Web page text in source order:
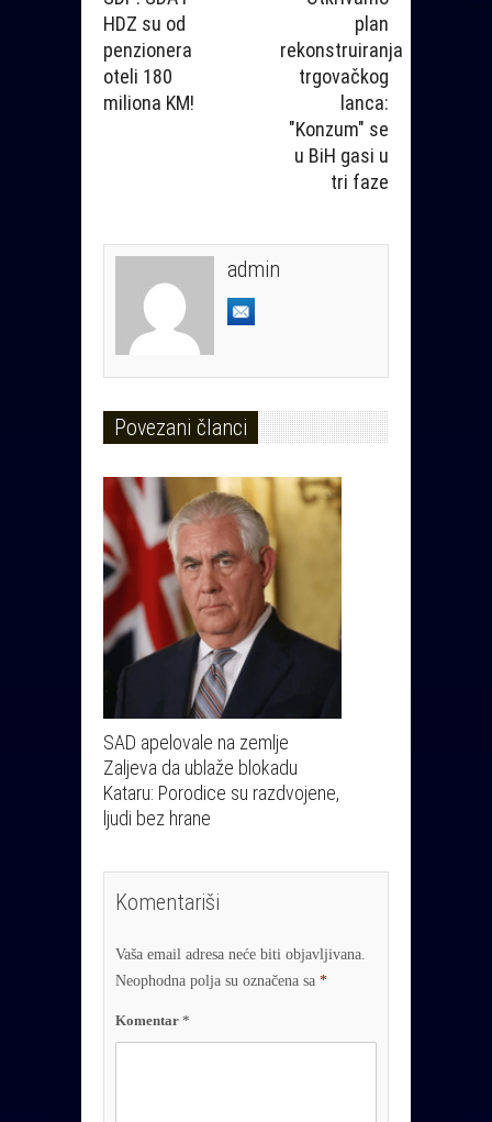
HDZ su od
penzionera
oteli 180
miliona KM!
plan
rekonstruiranja
trgovačkog
lanca:
"Konzum" se
u BiH gasi u
tri faze
admin
Povezani članci
SAD apelovale na zemlje
Zaljeva da ublaže blokadu
Kataru: Porodice su razdvojene,
ljudi bez hrane
Komentariši
Vaša email adresa neće biti objavljivana.
Neophodna polja su označena sa *
Komentar *